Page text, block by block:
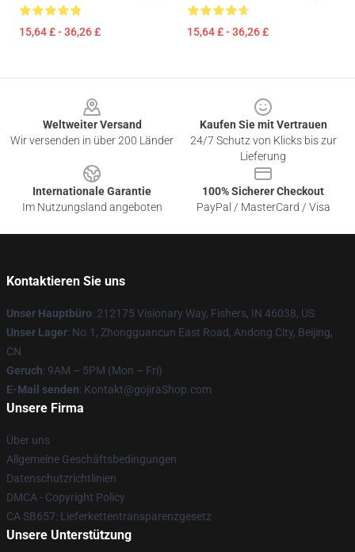
15,64 £ - 36,26 £ 15,64 £ - 36,26 £
Weltweiter Versand
Wir versenden in über 200 Länder
Kaufen Sie mit Vertrauen
24/7 Schutz von Klicks bis zur
Lieferung
Internationale Garantie
Im Nutzungsland angeboten
100% Sicherer Checkout
PayPal / MasterCard / Visa
Kontaktieren Sie uns
Unser Hauptbüro: 212175 Visionary Way, Fishers, IN 46038, US
Unser Lager: No.1, Zhongguancun East Road, Andong City, Beijing,
CN
Geruch: 9AM – 5PM (Mon – Fri)
E-Mail senden: Kontakt@gojiraShop.com
Unsere Firma
Über uns
Allgemeine Geschäftsbedingungen
Datenschutzrichtlinien
DMCA - Copyright Policy
CA SB657: Lieferkettentransparenzgesetz
Unsere Unterstützung